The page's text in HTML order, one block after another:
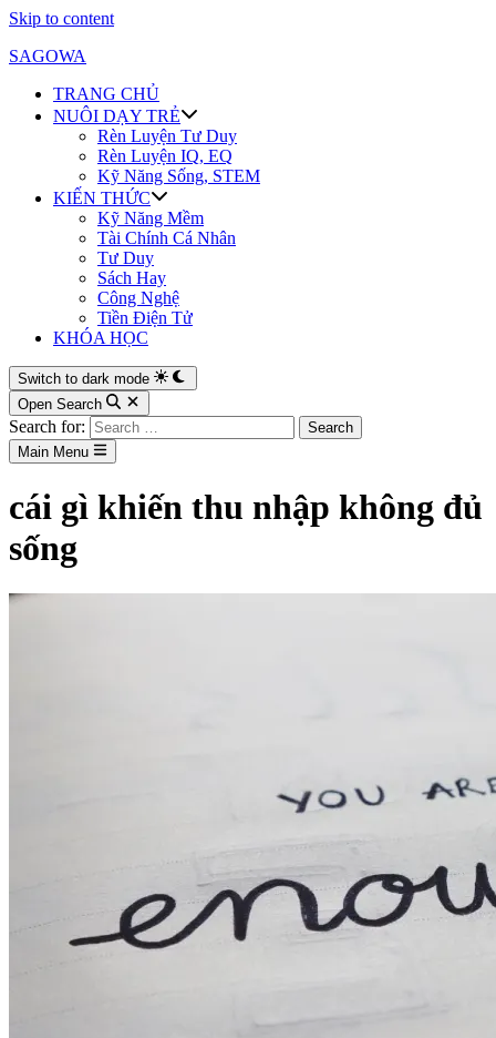
Skip to content
SAGOWA
TRANG CHỦ
NUÔI DẠY TRẺ
Rèn Luyện Tư Duy
Rèn Luyện IQ, EQ
Kỹ Năng Sống, STEM
KIẾN THỨC
Kỹ Năng Mềm
Tài Chính Cá Nhân
Tư Duy
Sách Hay
Công Nghệ
Tiền Điện Tử
KHÓA HỌC
Switch to dark mode
Open Search
Search for:
Main Menu
cái gì khiến thu nhập không đủ
sống